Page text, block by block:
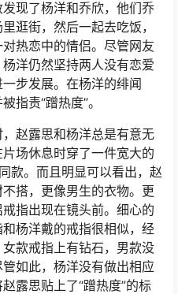
现了杨洋和乔欣，他们乔
逛街，然后一起去吃饭，
热恋中的情侣。尽管网友
洋仍然坚持两人没有恋爱
步发展。在杨洋的绯闻
指责“蹭热度”。
赵露思和杨洋总是有意无
场休息时穿了一件宽大的
款。而且明显可以看出，赵
搭，更像男生的衣物。更
指出现在镜头前。细心的
杨洋戴的戒指很相似，经
款戒指上有钻石，男款没
如此，杨洋没有做出相应
露思贴上了“蹭热度”的标